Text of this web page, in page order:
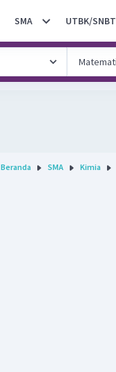
SMA UTBK/SNBT
Beranda SMA Kimia